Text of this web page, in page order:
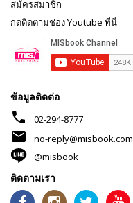
สมัครสมาชิก
กดติดตามช่อง Youtube ที่นี่
ข้อมูลติดต่อ
phone 02-294-8777
mail
no-reply@misbook.com
@misbook
ติดตามเรา